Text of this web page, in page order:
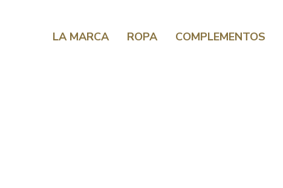
LA MARCA ROPA COMPLEMENTOS